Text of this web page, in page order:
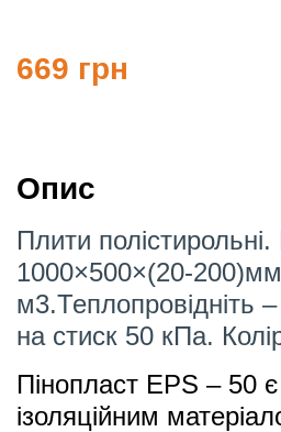
669 грн
Опис
Плити полістирольні.
1000×500×(20-
м3.Теплопровідніть
на стиск 50 кПа.
Пінопласт EPS – 50
ізоляційним